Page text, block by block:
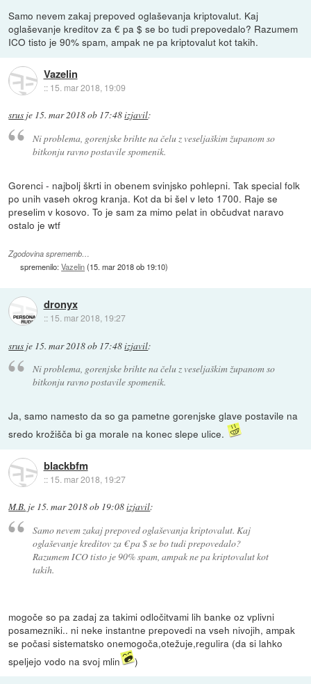
Samo nevem zakaj prepoved oglaševanja kriptovalut. Kaj
oglaševanje kreditov za € pa $ se bo tudi prepovedalo? Razumem
ICO tisto je 90% spam, ampak ne pa kriptovalut kot takih.
Vazelin
:: 15. mar 2018, 19:09
srus je 15. mar 2018 ob 17:48izjavil:
Ni problema, gorenjske brihte na čelu z veseljaškim županom so
bitkonju ravno postavile spomenik.
Gorenci - najbolj škrti in obenem svinjsko pohlepni. Tak special folk
po unih vaseh okrog kranja. Kot da bi šel v leto 1700. Raje se
preselim v kosovo. To je sam za mimo pelat in občudvat naravo
ostalo je wtf
Zgodovina sprememb…
spremenilo:Vazelin(15. mar 2018 ob 19:10)
dronyx
:: 15. mar 2018, 19:27
srus je 15. mar 2018 ob 17:48izjavil:
Ni problema, gorenjske brihte na čelu z veseljaškim županom so
bitkonju ravno postavile spomenik.
Ja, samo namesto da so ga pametne gorenjske glave postavile na
sredo krožišča bi ga morale na konec slepe ulice.
blackbfm
:: 15. mar 2018, 19:27
M.B. je 15. mar 2018 ob 19:08izjavil:
Samo nevem zakaj prepoved oglaševanja kriptovalut. Kaj
oglaševanje kreditov za € pa $ se bo tudi prepovedalo?
Razumem ICO tisto je 90% spam, ampak ne pa kriptovalut kot
takih.
mogoče so pa zadaj za takimi odločitvami lih banke oz vplivni
posamezniki.. ni neke instantne prepovedi na vseh nivojih, ampak
se počasi sistematsko onemogoča,otežuje,regulira (da si lahko
speljejo vodo na svoj mlin
)